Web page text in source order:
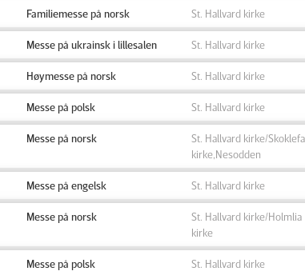
Familiemesse på norsk St. Hallvard kirke
Messe på ukrainsk i lillesalen St. Hallvard kirke
Høymesse på norsk St. Hallvard kirke
Messe på polsk St. Hallvard kirke
Messe på norsk
St. Hallvard kirke/
kirke,Nesodden
Messe på engelsk St. Hallvard kirke
Messe på norsk
St. Hallvard kirke/Holmlia
kirke
Messe på polsk St. Hallvard kirke